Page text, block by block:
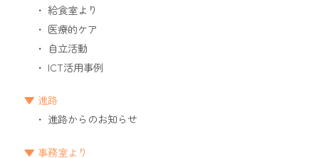
給食室より
医療的ケア
自立活動
ICT活用事例
進路
進路からのお知らせ
事務室より